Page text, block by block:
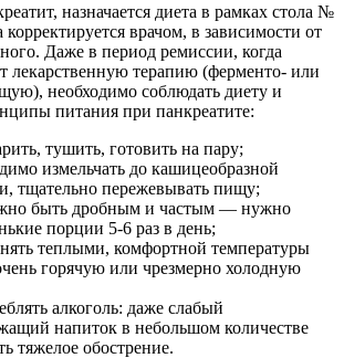
назначается диета в рамках стола №
врачом, в зависимости от
Даже в период ремиссии, когда
лекарственную терапию (ферменто- или
необходимо соблюдать диету и
питания при панкреатите:
тушить, готовить на пару;
измельчать до кашицеобразной
тщательно пережевывать пищу;
быть дробным и частым — нужно
порции 5-6 раз в день;
теплыми, комфортной температуры
горячую или чрезмерно холодную
алкоголь: даже слабый
напиток в небольшом количестве
тяжелое обострение.